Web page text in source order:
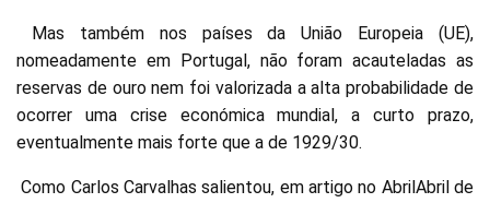
Mas também nos países da União Europeia (UE),
nomeadamente em Portugal, não foram acauteladas as
reservas de ouro nem foi valorizada a alta probabilidade de
ocorrer uma crise económica mundial, a curto prazo,
eventualmente mais forte que a de 1929/30.
Como Carlos Carvalhas salientou, em artigo no AbrilAbril de